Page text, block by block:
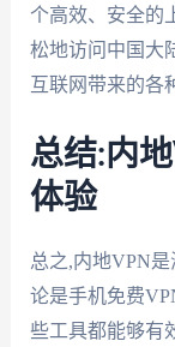
个高效、安全的
松地访问中国大
互联网带来的各
总结:内
体验
总之,内地VPN
论是手机免费
些工具都能够有